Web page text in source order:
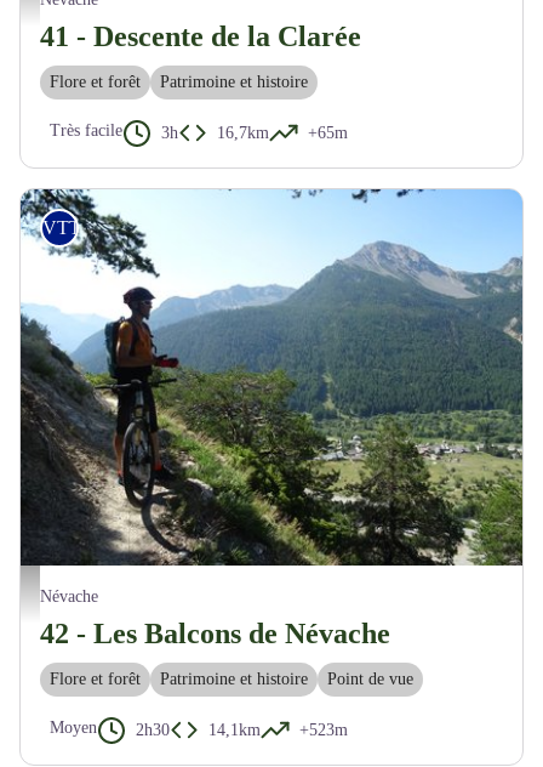
41 - Descente de la Clarée
Flore et forêt Patrimoine et histoire
Très facile 3h 16,7km +65m
Superbe traversée au dessus de Névache - M. Buffet
VTT
Névache
42 - Les Balcons de Névache
Flore et forêt Patrimoine et histoire Point de vue
Moyen 2h30 14,1km +523m